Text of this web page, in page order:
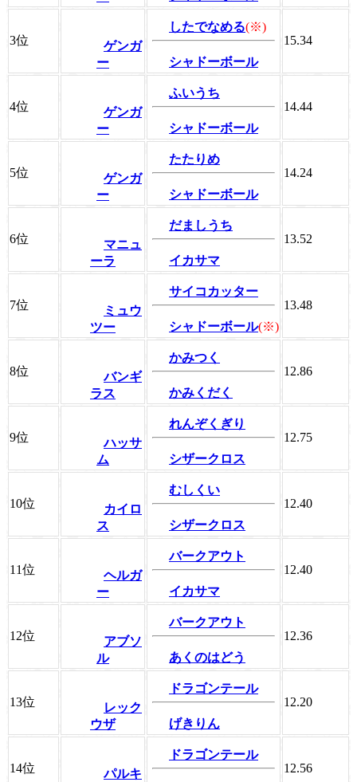
3位
ゲンガ
ー
したでなめる(※)
シャドーボール
15.34
4位
ゲンガ
ー
ふいうち
シャドーボール
14.44
5位
ゲンガ
ー
たたりめ
シャドーボール
14.24
6位
マニュ
ーラ
だましうち
イカサマ
13.52
7位
ミュウ
ツー
サイコカッター
シャドーボール(※)
13.48
8位
バンギ
ラス
かみつく
かみくだく
12.86
9位
ハッサ
ム
れんぞくぎり
シザークロス
12.75
10位
カイロ
ス
むしくい
シザークロス
12.40
11位
ヘルガ
ー
バークアウト
イカサマ
12.40
12位
アブソ
ル
バークアウト
あくのはどう
12.36
13位
レック
ウザ
ドラゴンテール
げきりん
12.20
14位
パルキ
ドラゴンテール
12.56